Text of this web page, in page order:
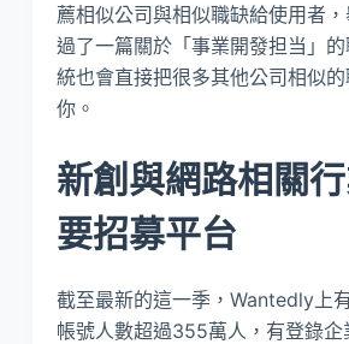
薦相似公司與相似職缺給使用者
過了一篇關於「事業開發担当」
統也會直接把很多其他公司相似
你。
新創與網路相關
要招募平台
截至最新的這一季，Wantedly上
帳號人數超過355萬人，有登錄企